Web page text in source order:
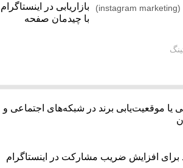
بازاریابی در اینستاگرام
با چیدمان صفحه
یا موقعیت‌یابی برند در شبکه‌های اجتماعی و